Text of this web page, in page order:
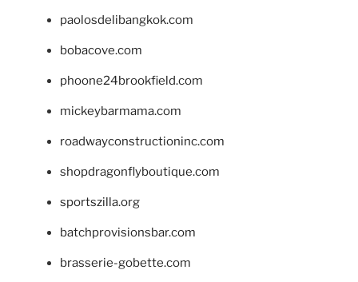
paolosdelibangkok.com
bobacove.com
phoone24brookfield.com
mickeybarmama.com
roadwayconstructioninc.com
shopdragonflyboutique.com
sportszilla.org
batchprovisionsbar.com
brasserie-gobette.com